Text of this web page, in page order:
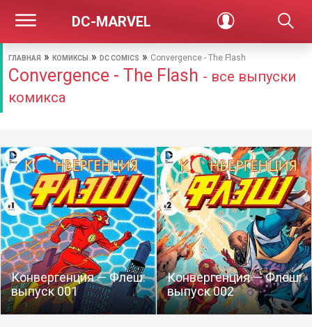
DC-MARVEL
ГЛАВНАЯ » КОМИКСЫ » DC COMICS » Convergence - The Flash
Convergence - The Flash - все выпуски
комикса
Конвергенция — Флеш:
выпуск 001
Конвергенция — Флеш:
выпуск 002